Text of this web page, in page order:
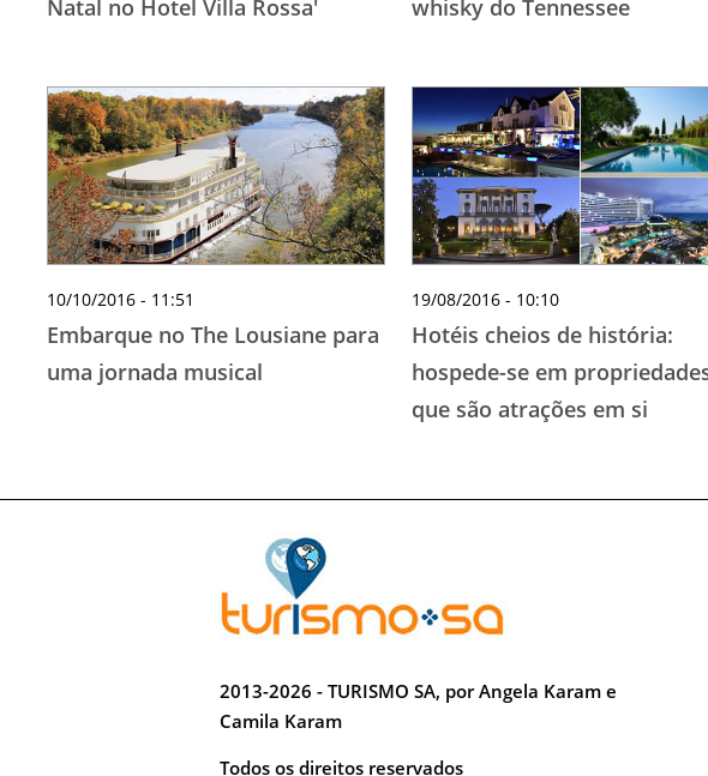
Natal no Hotel Villa Rossa'
whisky do Tennessee
10/10/2016 - 11:51
Embarque no The Lousiane para
uma jornada musical
19/08/2016 - 10:10
Hotéis cheios de história:
hospede-se em
que são atrações em si
2013-2026 - TURISMO SA, por Angela Karam e
Camila Karam
Todos os direitos reservados